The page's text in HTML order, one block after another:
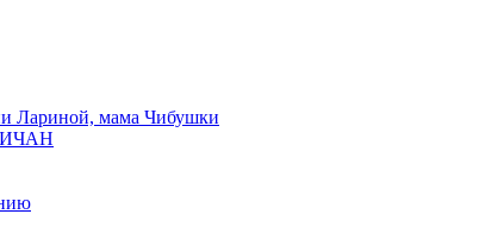
Лариной, мама Чибушки